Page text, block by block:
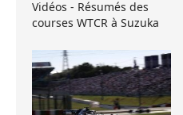
Vidéos - Résumés des
courses WTCR à Suzuka